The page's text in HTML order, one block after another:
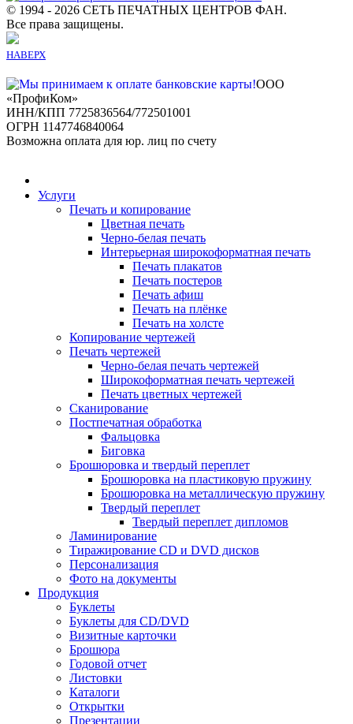
© 1994 - 2026 СЕТЬ ПЕЧАТНЫХ ЦЕНТРОВ ФАН.
Все права защищены.
НАВЕРХ
ООО
«ПрофиКом»
ИНН/КПП 7725836564/772501001
ОГРН 1147746840064
Возможна оплата для юр. лиц по счету
Услуги
Печать и копирование
Цветная печать
Черно-белая печать
Интерьерная широкоформатная печать
Печать плакатов
Печать постеров
Печать афиш
Печать на плёнке
Печать на холсте
Копирование чертежей
Печать чертежей
Черно-белая печать чертежей
Широкоформатная печать чертежей
Печать цветных чертежей
Сканирование
Постпечатная обработка
Фальцовка
Биговка
Брошюровка и твердый переплет
Брошюровка на пластиковую пружину
Брошюровка на металлическую пружину
Твердый переплет
Твердый переплет дипломов
Ламинирование
Тиражирование CD и DVD дисков
Персонализация
Фото на документы
Продукция
Буклеты
Буклеты для CD/DVD
Визитные карточки
Брошюра
Годовой отчет
Листовки
Каталоги
Открытки
Презентации